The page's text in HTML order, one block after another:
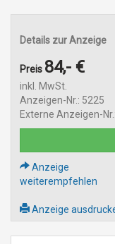
Details zur Anzeige
Preis 84,- €
inkl. MwSt.
Anzeigen-Nr.: 5225
Externe Anzeigen-
Anzeige
weiterempfehlen
Anzeige